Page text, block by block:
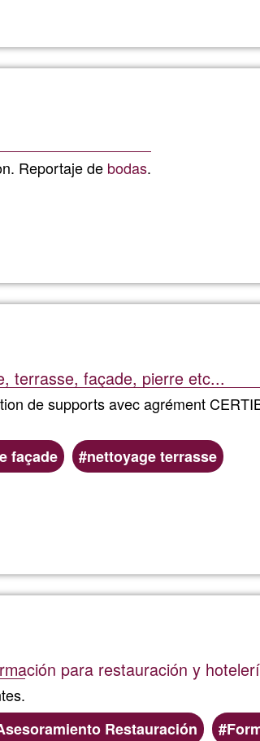
Reportaje de bodas.
Zapping
terrasse, façade, pierre etc...
de supports avec agrément
façade nettoyage terrasse
para restauración y
Restauración